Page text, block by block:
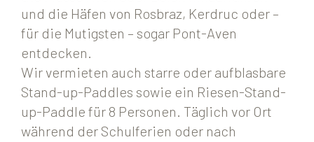
und die Häfen von Rosbraz, Kerdruc oder –
für die Mutigsten – sogar Pont-Aven
entdecken.
Wir vermieten auch starre oder aufblasbare
Stand-up-Paddles sowie ein Riesen-Stand-
up-Paddle für 8 Personen. Täglich vor Ort
während der Schulferien oder nach